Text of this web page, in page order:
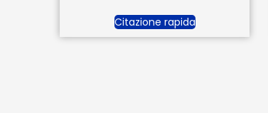
Citazione rapida